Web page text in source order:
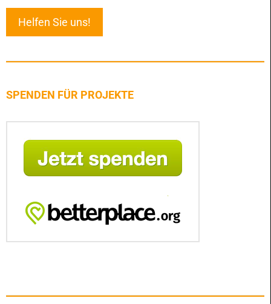
Helfen Sie uns!
SPENDEN FÜR PROJEKTE